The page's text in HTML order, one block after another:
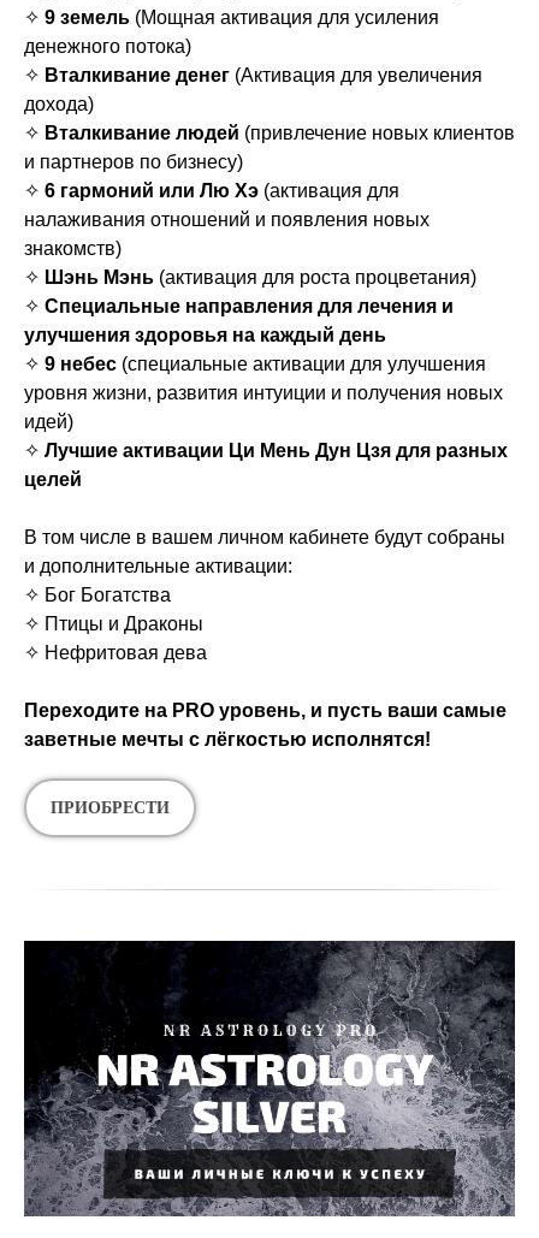
✧ 9 земель (Мощная активация для усиления
денежного потока)
✧ Вталкивание денег (Активация для увеличения
дохода)
✧ Вталкивание людей (привлечение новых клиентов
и партнеров по бизнесу)
✧ 6 гармоний или Лю Хэ (активация для
налаживания отношений и появления новых
знакомств)
✧ Шэнь Мэнь (активация для роста процветания)
✧ Специальные направления для лечения и
улучшения здоровья на каждый день
✧ 9 небес (специальные активации для улучшения
уровня жизни, развития интуиции и получения новых
идей)
✧ Лучшие активации Ци Мень Дун Цзя для разных
целей
В том числе в вашем личном кабинете будут собраны
и дополнительные активации:
✧ Бог Богатства
✧ Птицы и Драконы
✧ Нефритовая дева
Переходите на PRO уровень, и пусть ваши самые
заветные мечты с лёгкостью исполнятся!
ПРИОБРЕСТИ